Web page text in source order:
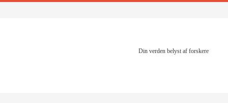
Din verden belyst af forskere